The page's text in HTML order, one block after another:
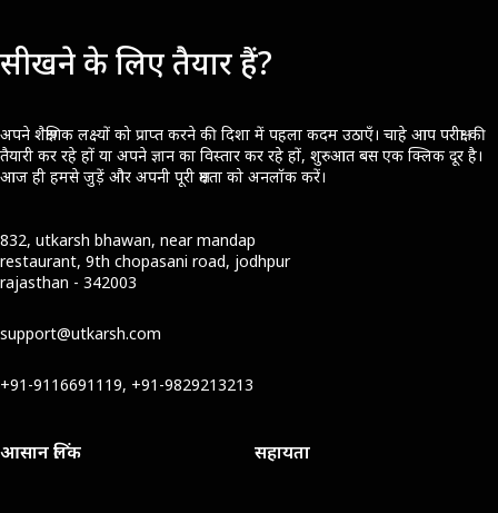
सीखने के लिए तैयार हैं?
अपने शैक्षणिक लक्ष्यों को प्राप्त करने की दिशा में पहला कदम उठाएँ। चाहे आप परीक्षा की
तैयारी कर रहे हों या अपने ज्ञान का विस्तार कर रहे हों, शुरुआत बस एक क्लिक दूर है।
आज ही हमसे जुड़ें और अपनी पूरी क्षमता को अनलॉक करें।
832, utkarsh bhawan, near mandap
restaurant, 9th chopasani road, jodhpur
rajasthan - 342003
support@utkarsh.com
+91-9116691119, +91-9829213213
आसान लिंक सहायता